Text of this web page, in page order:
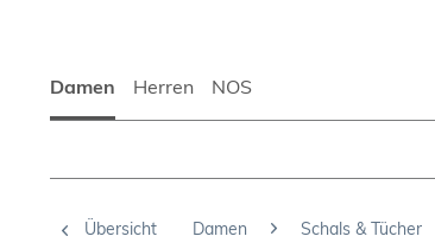
Damen Herren NOS
Übersicht Damen Schals & Tücher